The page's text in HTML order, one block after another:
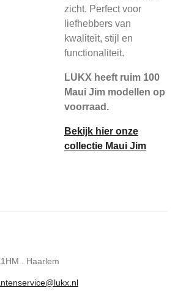
zicht. Perfect voor
liefhebbers van
kwaliteit, stijl en
functionaliteit.
LUKX heeft ruim 100
Maui Jim modellen op
voorraad.
Bekijk hier onze
collectie Maui Jim
. Haarlem